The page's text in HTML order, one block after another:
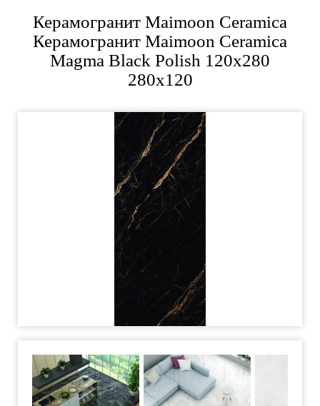
Керамогранит Maimoon Ceramica
Керамогранит Maimoon Ceramica
Magma Black Polish 120x280
280x120